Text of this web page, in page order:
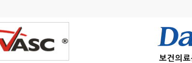
인사 사고
칼럼 수첩